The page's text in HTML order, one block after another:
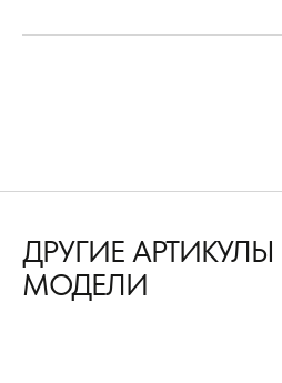
ДРУГИЕ АРТИКУЛЫ
МОДЕЛИ